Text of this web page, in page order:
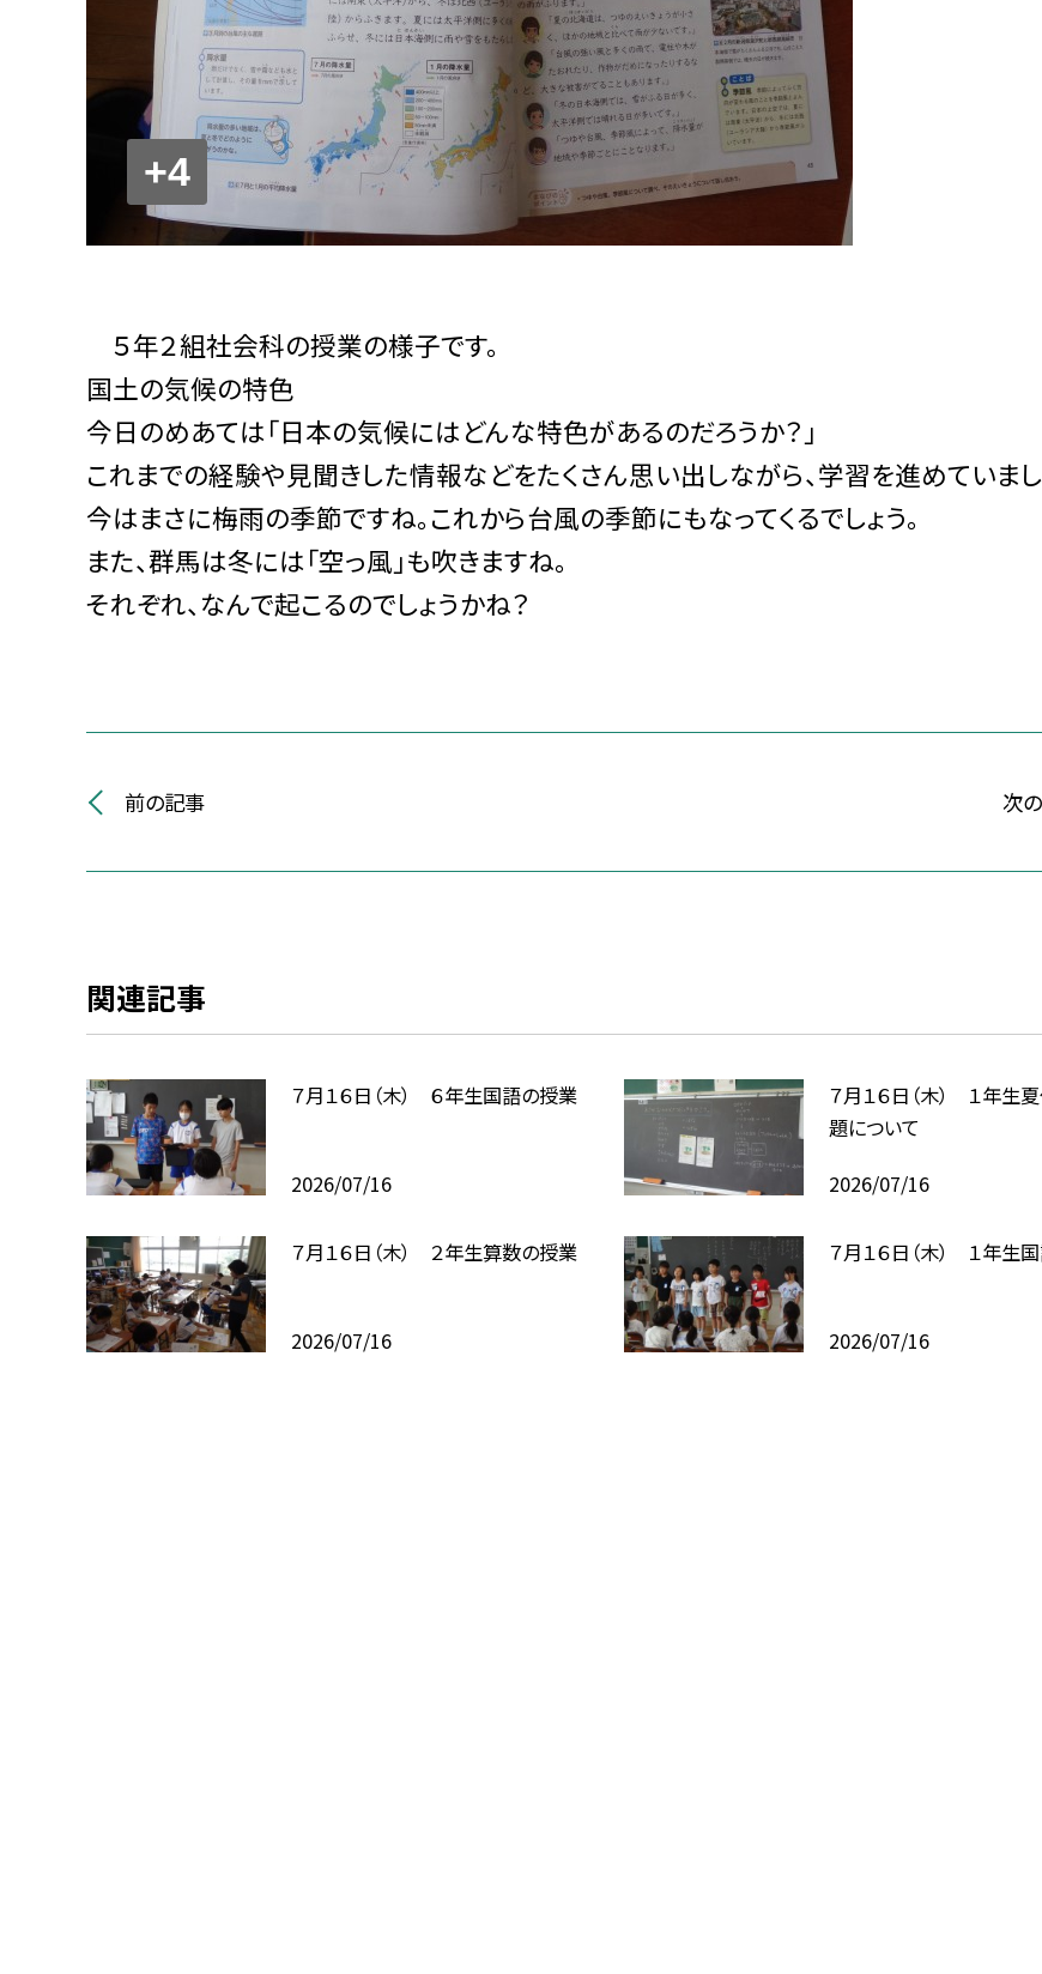
+4
５年２組社会科の授業の様子です。
国土の気候の特色
今日のめあては「日本の気候にはどんな特色があるのだろうか？」
これまでの経験や見聞きした情報などをたくさん思い出しながら、学習を進めていまし
今はまさに梅雨の季節ですね。これから台風の季節にもなってくるでしょう。
また、群馬は冬には「空っ風」も吹きますね。
それぞれ、なんで起こるのでしょうかね？
前の記事 次
関連記事
７月１６日（木） ６年生国語の授業
2026/07/16
７月１６日（木） １年生
題について
2026/07/16
７月１６日（木） ２年生算数の授業
2026/07/16
７月１６日（木） １年生
2026/07/16